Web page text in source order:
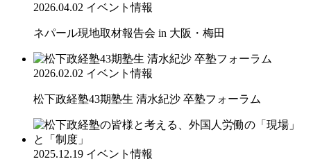
2026.04.02 イベント情報
ネパール現地取材報告会 in 大阪・梅田
2026.02.02 イベント情報
松下政経塾43期塾生 清水紀沙 卒塾フォーラム
2025.12.19 イベント情報